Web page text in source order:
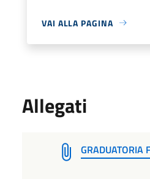
VAI ALLA PAGINA
Allegati
GRADUATORIA